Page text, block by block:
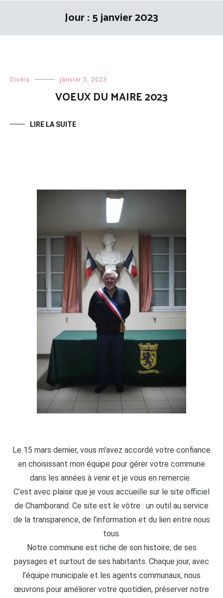
Jour :5 janvier 2023
Divers janvier 5, 2023
VOEUX DU MAIRE 2023
LIRE LA SUITE
Le 15 mars dernier, vous m'avez accordé votre confiance
en choisissant mon équipe pour gérer votre commune
dans les années à venir et je vous en remercie.
C’est avec plaisir que je vous accueille sur le site officiel
de Chamborand. Ce site est le vôtre : un outil au service
de la transparence, de l’information et du lien entre nous
tous.
Notre commune est riche de son histoire, de ses
paysages et surtout de ses habitants. Chaque jour, avec
l’équipe municipale et les agents communaux, nous
œuvrons pour améliorer votre quotidien, préserver notre